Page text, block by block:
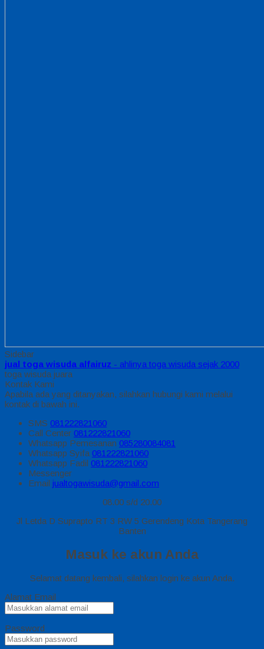
Sidebar
jual toga wisuda alfairuz - ahlinya toga wisuda sejak 2000
toga wisuda juara
Kontak Kami
Apabila ada yang ditanyakan, silahkan hubungi kami melalui
kontak di bawah ini.
SMS 081222821060
Call Center 081222821060
Whatsapp Pemesanan 085280084081
Whatsapp Syifa 081222821060
Whatsapp Fadil 081222821060
Messenger
Email jualtogawisuda@gmail.com
08.00 s/d 20.00
Jl Letda D Suprapto RT 3 RW 5 Gerendeng Kota Tangerang
Banten
Masuk ke akun Anda
Selamat datang kembali, silahkan login ke akun Anda.
Alamat Email
Password